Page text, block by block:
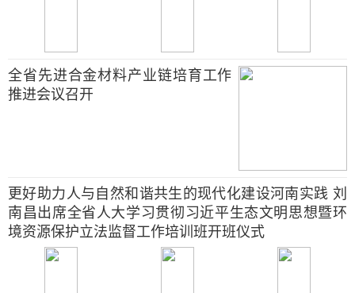
全省先进合金材料产业链培育工作
推进会议召开
更好助力人与自然和谐共生的现代化建设河南实践 刘
南昌出席全省人大学习贯彻习近平生态文明思想暨环
境资源保护立法监督工作培训班开班仪式